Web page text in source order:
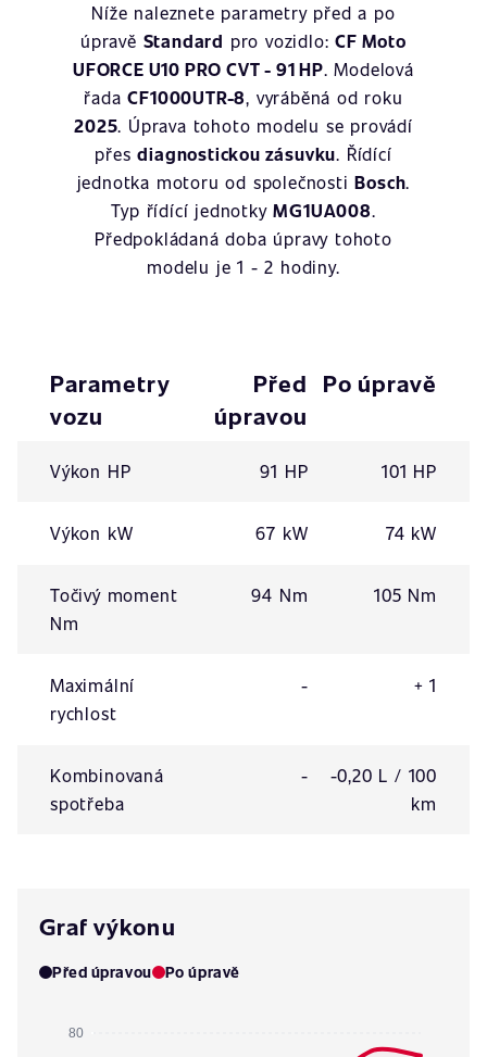
Níže naleznete parametry před a po
úpravě Standard pro vozidlo:CF Moto
UFORCE U10 PRO CVT - 91 HP. Modelová
řadaCF1000UTR-8, vyráběná od roku
2025. Úprava tohoto modelu se provádí
přesdiagnostickou zásuvku. Řídící
jednotka motoru od společnostiBosch.
Typ řídící jednotkyMG1UA008.
Předpokládaná doba úpravy tohoto
modelu je 1 - 2 hodiny.
Parametry
vozu
Před
úpravou
Po úpravě
Výkon HP 91 HP 101 HP
Výkon kW 67 kW 74 kW
Točivý moment
Nm
94 Nm 105 Nm
Maximální
rychlost
- + 1
Kombinovaná
spotřeba
-
-0,20 L / 100
km
Graf výkonu
Před úpravou Po úpravě
80